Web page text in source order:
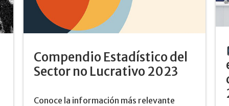
Compendio Estadístico del
Sector no Lucrativo 2023
Conoce la información más relevante